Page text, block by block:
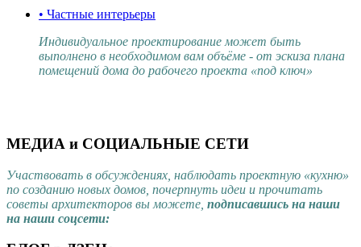
• Частные интерьеры
Индивидуальное проектирование может быть
выполнено в необходимом вам объёме - от эскиза плана
помещений дома до рабочего проекта «под ключ»
МЕДИА и СОЦИАЛЬНЫЕ СЕТИ
Участвовать в обсуждениях, наблюдать проектную «кухню»
по созданию новых домов, почерпнуть идеи и прочитать
советы архитекторов вы можете, подписавшись на наши
на наши соцсети: